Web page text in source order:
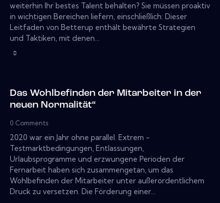
weiterhin Ihr bestes Talent behalten? Sie müssen proaktiv
in wichtigen Bereichen liefern, einschließlich: Dieser
Leitfaden von Betterup enthält bewährte Strategien
und Taktiken, mit denen…
Das Wohlbefinden der Mitarbeiter in der
neuen Normalität“
0 Comments
2020 war ein Jahr ohne parallel. Extrem -
Testmarktbedingungen, Entlassungen,
Urlaubsprogramme und erzwungene Perioden der
Fernarbeit haben sich zusammengetan, um das
Wohlbefinden der Mitarbeiter unter außerordentlichem
Druck zu versetzen. Die Förderung einer…